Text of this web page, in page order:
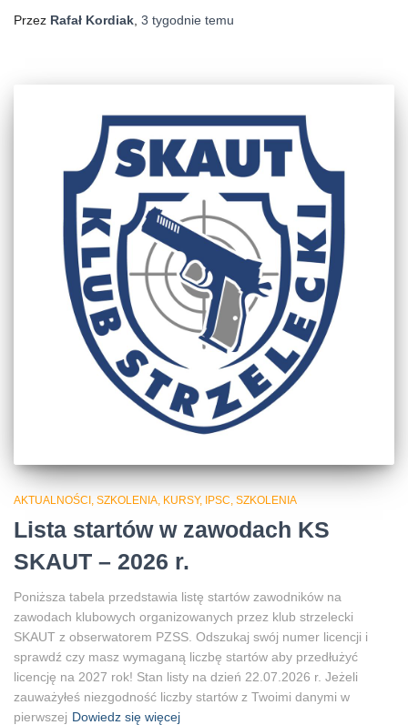
Przez Rafał Kordiak 3 tygodnie temu
AKTUALNOŚCI, SZKOLENIA, KURSY, IPSC SZKOLENIA
Lista startów w zawodach KS
SKAUT – 2026 r.
Poniższa tabela przedstawia listę startów zawodników na
zawodach klubowych organizowanych przez klub strzelecki
SKAUT z obserwatorem PZSS. Odszukaj swój numer licencji i
sprawdź czy masz wymaganą liczbę startów aby przedłużyć
licencję na 2027 rok! Stan listy na dzień 22.07.2026 r. Jeżeli
zauważyłeś niezgodność liczby startów z Twoimi danymi w
pierwszej Dowiedz się więcej